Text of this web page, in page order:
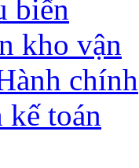
biển
kho vận
chính
kế toán